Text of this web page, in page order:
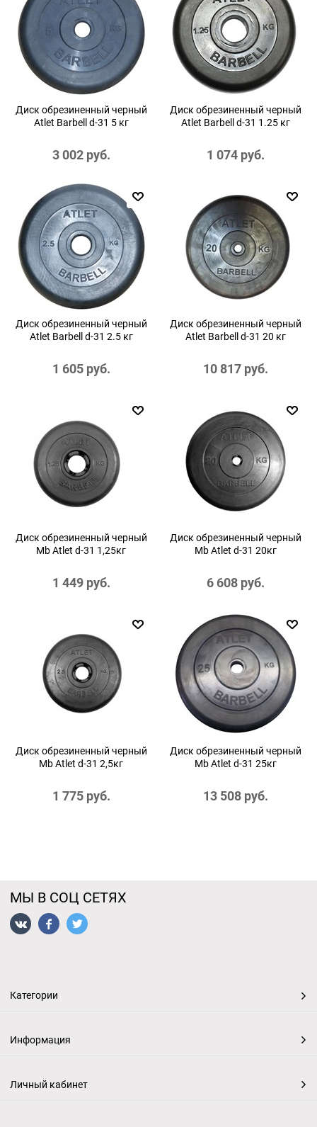
Диск обрезиненный черный
Atlet Barbell d-31 5 кг
3 002 руб.
Диск обрезиненный черный
Atlet Barbell d-31 1.25 кг
1 074 руб.
Диск обрезиненный черный
Atlet Barbell d-31 2.5 кг
1 605 руб.
Диск обрезиненный черный
Atlet Barbell d-31 20 кг
10 817 руб.
Диск обрезиненный черный
Mb Atlet d-31 1,25кг
1 449 руб.
Диск обрезиненный черный
Mb Atlet d-31 20кг
6 608 руб.
Диск обрезиненный черный
Mb Atlet d-31 2,5кг
1 775 руб.
Диск обрезиненный черный
Mb Atlet d-31 25кг
13 508 руб.
МЫ В СОЦ СЕТЯХ
Категории
Информация
Личный кабинет